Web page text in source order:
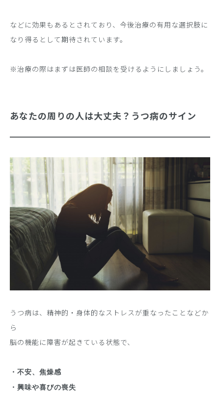
などに効果もあるとされており、今後治療の有用な選択肢に
なり得るとして期待されています。
※治療の際はまずは医師の相談を受けるようにしましょう。
あなたの周りの人は大丈夫？うつ病のサイン
うつ病は、精神的・身体的なストレスが重なったことなどか
ら
脳の機能に障害が起きている状態で、
・不安、焦燥感
・興味や喜びの喪失